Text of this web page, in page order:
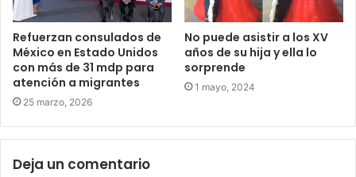
Refuerzan consulados de
México en Estado Unidos
con más de 31 mdp para
atención a migrantes
25 marzo, 2026
No puede asistir a los XV
años de su hija y ella lo
sorprende
1 mayo, 2024
Deja un comentario